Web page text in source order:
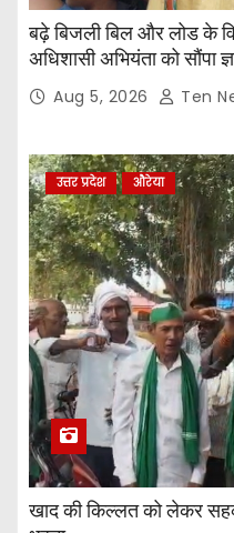
बढ़े बिजली बिल और लोड के
अधिशासी अभियंता को सौंपा
Aug 5, 2026 Ten
उत्तर प्रदेश औरेया
खाद की किल्लत को लेकर